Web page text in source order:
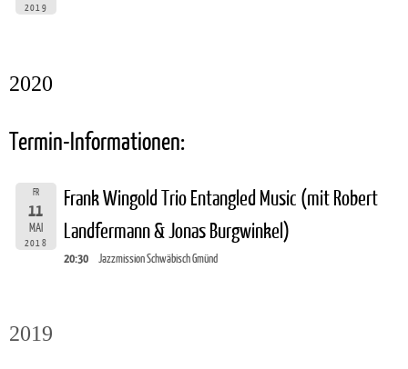
2019
2020
Termin-Informationen:
FR
11
MAI
2018
Frank Wingold Trio Entangled Music (mit Robert
Landfermann & Jonas Burgwinkel)
20:30 Jazzmission Schwäbisch Gmünd
2019